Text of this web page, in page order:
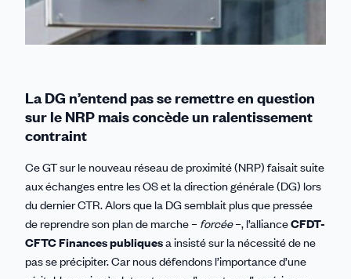
La DG n’entend pas se remettre en question
sur le NRP mais concède un ralentissement
contraint
Ce GT sur le nouveau réseau de proximité (NRP) faisait suite
aux échanges entre les OS et la direction générale (DG) lors
du dernier CTR. Alors que la DG semblait plus que pressée
de reprendre son plan de marche – forcée–, l’allianceCFDT-
CFTC Finances publiquesa insisté sur la nécessité de ne
pas se précipiter. Car nous défendons l’importance d’une